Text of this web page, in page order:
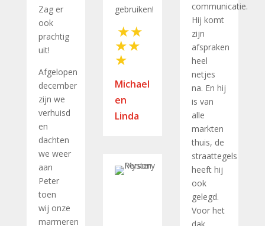
gebruiken!
Michael
en
Linda
Zag er
ook
prachtig
uit!
Afgelopen
december
zijn we
verhuisd
en
dachten
we weer
aan
Peter
toen
wij onze
marmeren
communicatie.
Hij komt
zijn
afspraken
heel
netjes
na. En hij
is van
alle
markten
thuis, de
straattegels
heeft hij
ook
gelegd.
Voor het